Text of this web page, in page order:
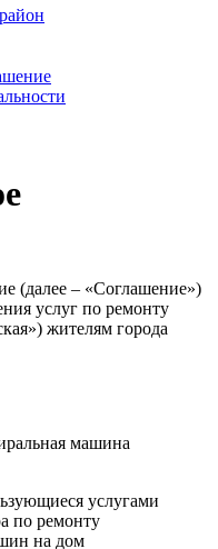
(далее – «Соглашение»)
услуг по ремонту
жителям города
машина
услугами
по ремонту
на дом